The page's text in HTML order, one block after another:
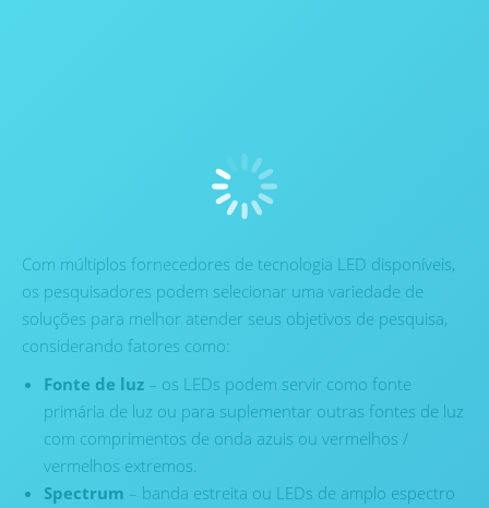
Com múltiplos fornecedores de tecnologia LED disponíveis,
os pesquisadores podem selecionar uma variedade de
soluções para melhor atender seus objetivos de pesquisa,
considerando fatores como:
Fonte de luz – os LEDs podem servir como fonte
primária de luz ou para suplementar outras fontes de luz
com comprimentos de onda azuis ou vermelhos /
vermelhos extremos.
Spectrum – banda estreita ou LEDs de amplo espectro